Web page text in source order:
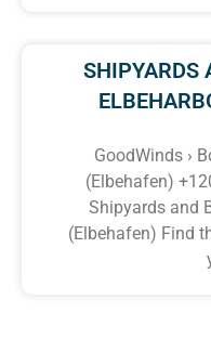
SHIPYARDS
GoodWinds ›
(Elbehafen)
Shipyards and
(Elbehafen) Find